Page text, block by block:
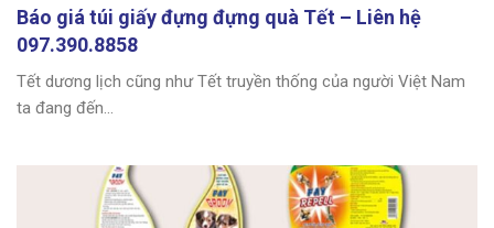
Báo giá túi giấy đựng đựng quà Tết – Liên hệ
097.390.8858
Tết dương lịch cũng như Tết truyền thống của người Việt Nam
ta đang đến...